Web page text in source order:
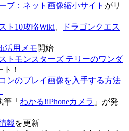
ブ：ネット画像縮小サイト がリ
ト10攻略Wiki
ドラゴンクエス
活用メモ開始
トモンスターズ テリーのワンダ
ト！
ンのプレイ画像を入手する方法
「 わかる!iPhoneカメラ 」が発
報 を更新